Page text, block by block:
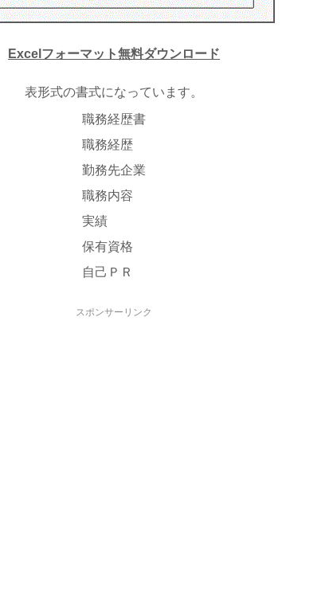
Excelフォーマット無料ダウンロード
表形式の書式になっています。
職務経歴書
職務経歴
勤務先企業
職務内容
実績
保有資格
自己ＰＲ
スポンサーリンク